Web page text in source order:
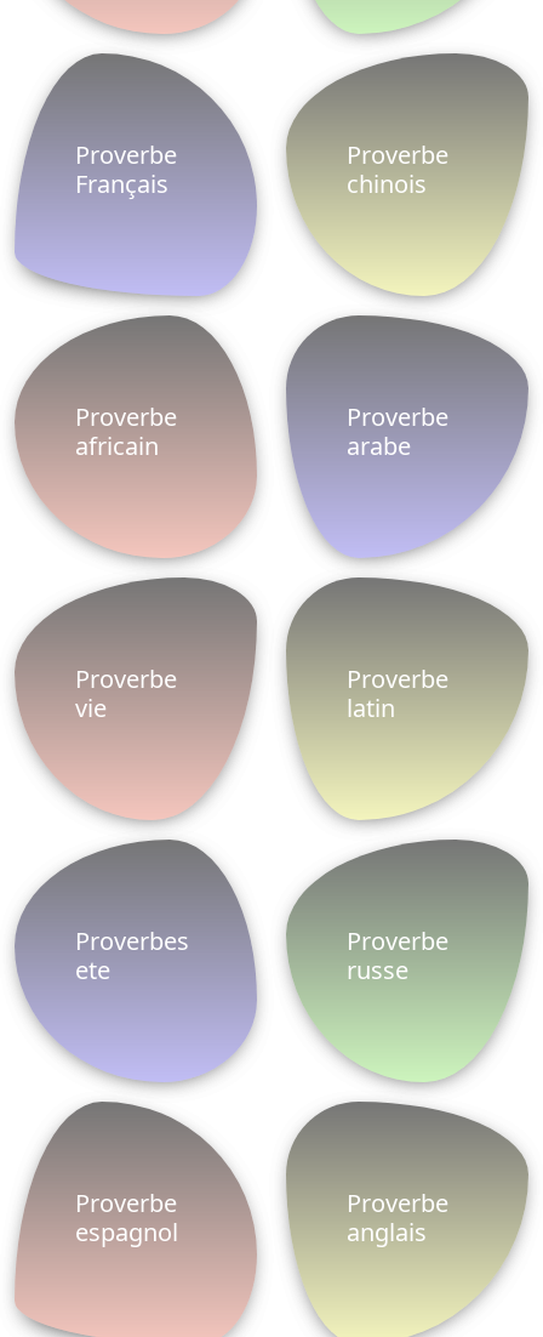
ete
russe
Proverbe
espagnol
Proverbe
anglais
Proverbe
grec
Proverbes
famille
Le ProverbesDictons est un site Web qui permet
aux utilisateurs de fournir sur les réseaux sociaux,
proverbes, dictons et expressions qui peuvent être
envoyées et partagées entre plus de 20.000
proverbes, nous avons de nombreuses catégories.
Pour utiliser les proverbes, cliquez simplement sur
Partager sur Facebook
confidentialité
Facebook
Twitter
Partnaires
© 2014-2026 ProverbesDictons. Tous droits